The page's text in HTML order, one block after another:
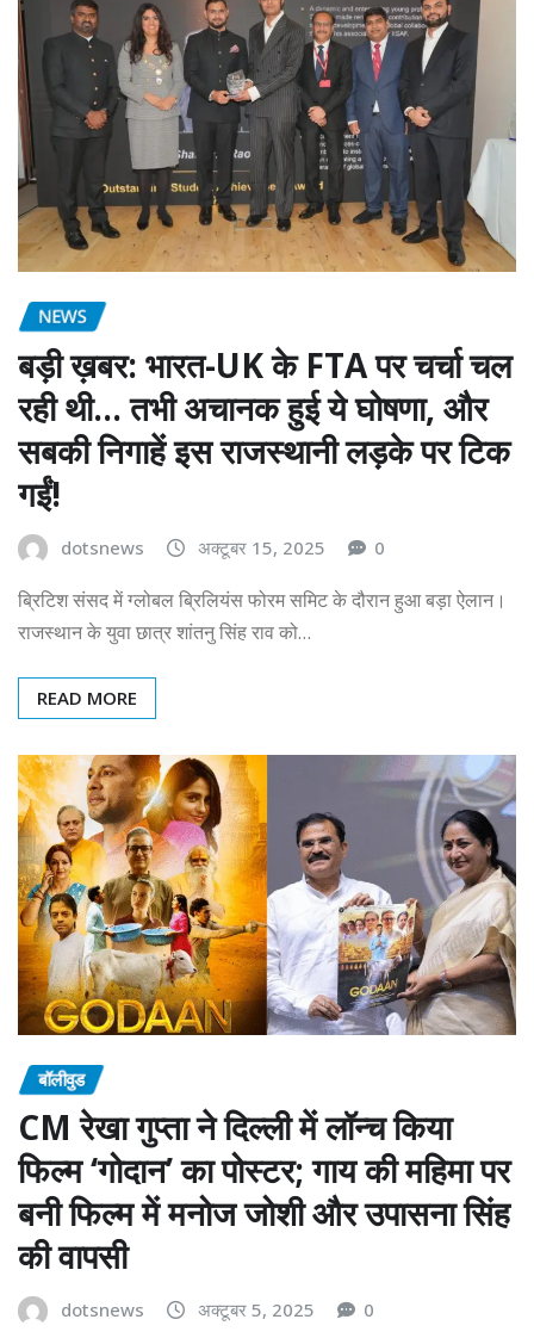
NEWS
बड़ी ख़बर: भारत-UK के FTA पर चर्चा चल
रही थी… तभी अचानक हुई ये घोषणा, और
सबकी निगाहें इस राजस्थानी लड़के पर टिक
गईं!
dotsnews अक्टूबर 15, 2025 0
ब्रिटिश संसद में ग्लोबल ब्रिलियंस फोरम समिट के दौरान हुआ बड़ा ऐलान।
राजस्थान के युवा छात्र शांतनु सिंह राव को…
READ MORE
बॉलीवुड
CM रेखा गुप्ता ने दिल्ली में लॉन्च किया
फिल्म ‘गोदान’ का पोस्टर; गाय की महिमा पर
बनी फिल्म में मनोज जोशी और उपासना सिंह
की वापसी
dotsnews अक्टूबर 5, 2025 0